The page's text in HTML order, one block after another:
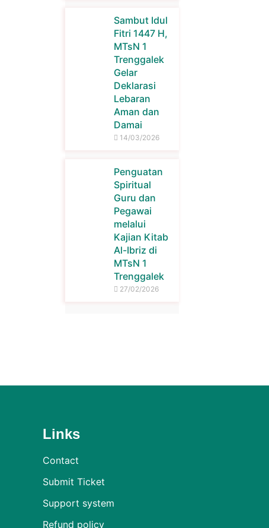
Sambut Idul
Fitri 1447 H,
MTsN 1
Trenggalek
Gelar
Deklarasi
Lebaran
Aman dan
Damai
14/03/2026
Penguatan
Spiritual
Guru dan
Pegawai
melalui
Kajian Kitab
Al-Ibriz di
MTsN 1
Trenggalek
27/02/2026
Links
Contact
Submit Ticket
Support system
Refund policy